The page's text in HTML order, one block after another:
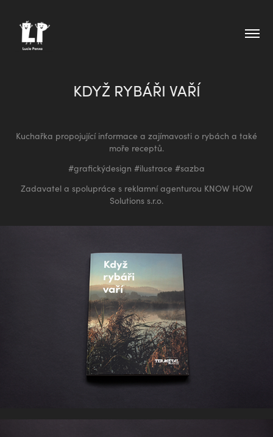
KDYŽ RYBÁŘI VAŘÍ
Kuchařka propojující informace a zajímavosti o rybách a také
moře receptů.
#grafickýdesign #ilustrace #sazba
Zadavatel a spolupráce s reklamní agenturou KNOW HOW
Solutions s.r.o.